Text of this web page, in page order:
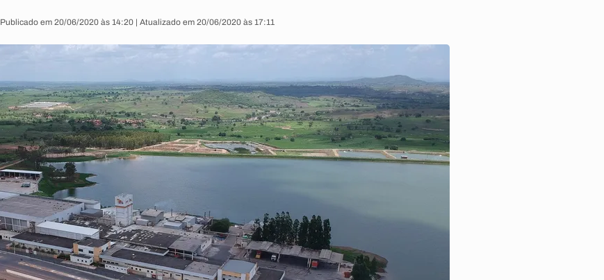
Publicado em 20/06/2020 às 14:20 | Atualizado em 20/06/2020 às 17:11